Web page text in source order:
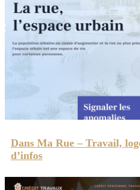
Dans Ma Rue – Travail,
d’infos